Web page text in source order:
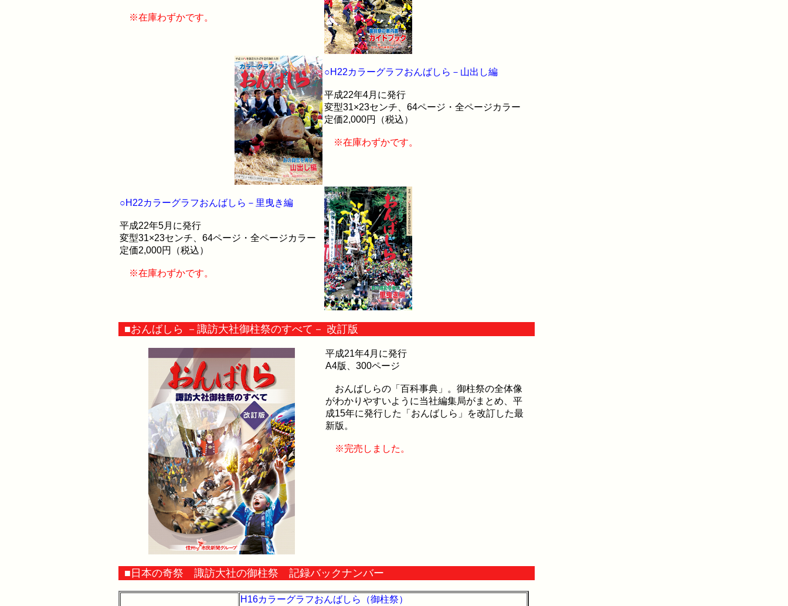
※在庫わずかです。
○H22カラーグラフおんばしら－山出し編
平成22年4月に発行
変型31×23センチ、64ページ・全ページカラー
定価2,000円（税込）
※在庫わずかです。
○H22カラーグラフおんばしら－里曳き編
平成22年5月に発行
変型31×23センチ、64ページ・全ページカラー
定価2,000円（税込）
※在庫わずかです。
■おんばしら －諏訪大社御柱祭のすべて－ 改訂版
平成21年4月に発行
A4版、300ページ
おんばしらの「百科事典」。御柱祭の全体像
がわかりやすいように当社編集局がまとめ、平
成15年に発行した「おんばしら」を改訂した最
新版。
※完売しました。
■日本の奇祭 諏訪大社の御柱祭 記録バックナンバー
H16カラーグラフおんばしら（御柱祭）